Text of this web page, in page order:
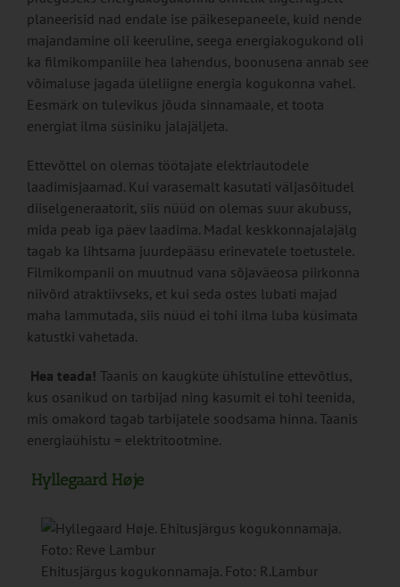
planeerisid nad endale ise päikesepaneele, kuid nende
majandamine oli keeruline, seega energiakogukond oli
ka filmikompaniile hea lahendus, boonusena annab see
võimaluse jagada üleliigne energia kogukonna vahel.
Eesmärk on tulevikus jõuda sinnamaale, et toota
energiat ilma süsiniku jalajäljeta.
Ettevõttel on olemas töötajate elektriautodele
laadimisjaamad. Kui varasemalt kasutati väljasõitudel
diiselgeneraatorit, siis nüüd on olemas suur akubuss,
mida peab iga päev laadima. Madal keskkonnajalajälg
tagab ka lihtsama juurdepääsu erinevatele toetustele.
Filmikompanii on muutnud vana sõjaväeosa piirkonna
niivõrd atraktiivseks, et kui seda ostes lubati majad
maha lammutada, siis nüüd ei tohi ilma luba küsimata
katustki vahetada.
Hea teada! Taanis on kaugküte ühistuline ettevõtlus,
kus osanikud on tarbijad ning kasumit ei tohi teenida,
mis omakord tagab tarbijatele soodsama hinna. Taanis
energiaühistu = elektritootmine.
Hyllegaard Høje
Ehitusjärgus kogukonnamaja. Foto: R.Lambur